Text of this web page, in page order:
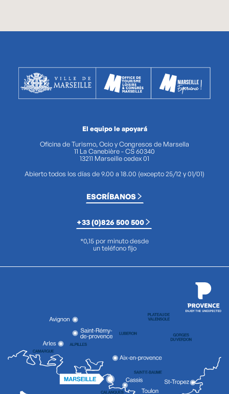
El equipo le apoyará
Oficina de Turismo, Ocio y Congresos de Marsella
11 La Canebière - CS 60340
13211 Marseille cedex 01
Abierto todos los días de 9.00 a 18.00 (excepto 25/12 y 01/01)
ESCRÍBANOS
+33 (0)826 500 500
*0,15 por minuto desde
un teléfono fijo